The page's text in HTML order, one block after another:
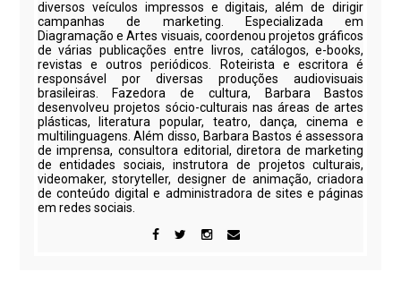
diversos veículos impressos e digitais, além de dirigir
campanhas de marketing. Especializada em
Diagramação e Artes visuais, coordenou projetos gráficos
de várias publicações entre livros, catálogos, e-books,
revistas e outros periódicos. Roteirista e escritora é
responsável por diversas produções audiovisuais
brasileiras. Fazedora de cultura, Barbara Bastos
desenvolveu projetos sócio-culturais nas áreas de artes
plásticas, literatura popular, teatro, dança, cinema e
multilinguagens. Além disso, Barbara Bastos é assessora
de imprensa, consultora editorial, diretora de marketing
de entidades sociais, instrutora de projetos culturais,
videomaker, storyteller, designer de animação, criadora
de conteúdo digital e administradora de sites e páginas
em redes sociais.